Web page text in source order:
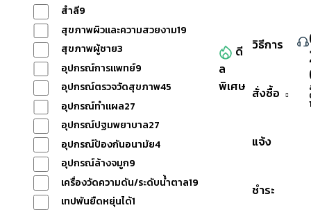
หมวดหมู่สินค้าทั้งหมด
ดี
ล
พิเศษ
วิธีการ
สั่งซื้อ
แจ้ง
ชำระ
สำลี9
สุขภาพผิวและความสวยงาม19
สุขภาพผู้ชาย3
อุปกรณ์การแพทย์9
อุปกรณ์ตรวจวัดสุขภาพ45
อุปกรณ์ทำแผล27
อุปกรณ์ปฐมพยาบาล27
อุปกรณ์ป้องกันอนามัย4
อุปกรณ์ล้างจมูก9
เครื่องวัดความดัน/ระดับน้ำตาล19
เทปพันยืดหยุ่นได้1